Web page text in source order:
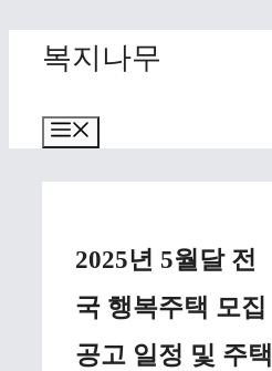
content
복지나무
2025년 5월달 전
국 행복주택 모집
공고 일정 및 주택